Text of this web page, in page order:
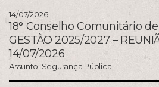
14/07/2026
18° Conselho Comunitário
GESTÃO 2025/2027 –
14/07/2026
Assunto: Segurança Pública